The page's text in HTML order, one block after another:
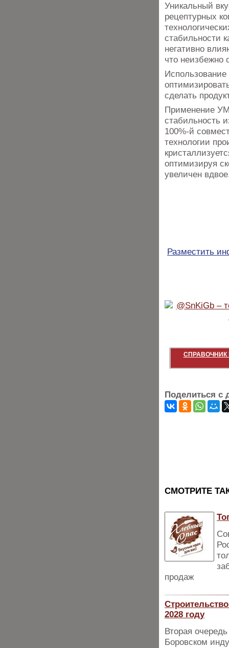
Уникальный
рецептурных
стабильности
негативно
что неизбежно
сделать
Применение
стабильность
100%-й
технологии
оптимизируя
увеличен
Разместить
СПРАВОЧНИК
Поделиться с
CМОТРИТЕ
продаж
2028 году
Вторая
Боровском